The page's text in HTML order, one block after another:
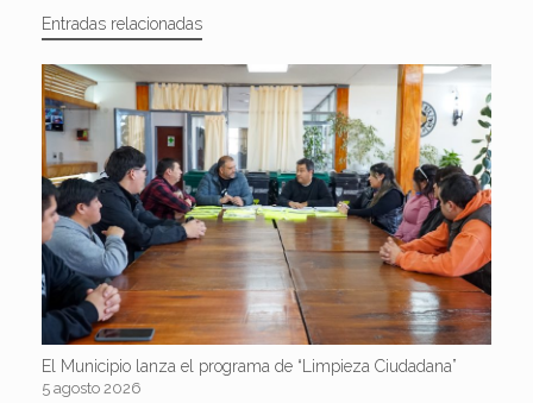
Entradas relacionadas
El Municipio lanza el programa de “Limpieza Ciudadana”
5 agosto 2026